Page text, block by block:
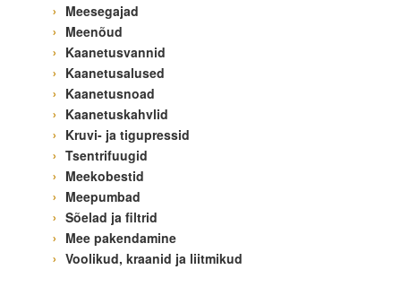
Meesegajad
Meenõud
Kaanetusvannid
Kaanetusalused
Kaanetusnoad
Kaanetuskahvlid
Kruvi- ja tigupressid
Tsentrifuugid
Meekobestid
Meepumbad
Sõelad ja filtrid
Mee pakendamine
Voolikud, kraanid ja liitmikud